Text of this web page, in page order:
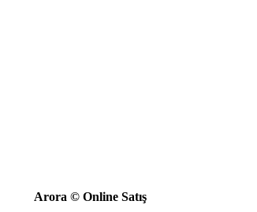
Arora © Online Satış